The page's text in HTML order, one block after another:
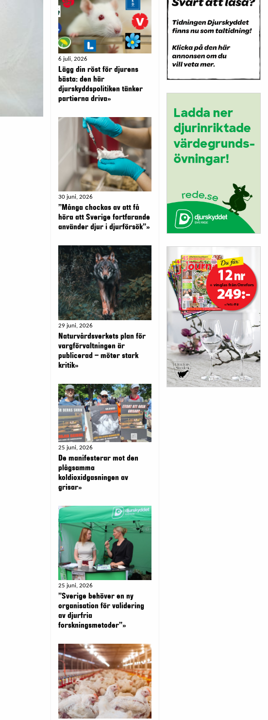
6 juli, 2026
Lägg din röst för djurens
bästa: den här
djurskyddspolitiken tänker
partierna driva»
30 juni, 2026
”Många chockas av att få
höra att Sverige fortfarande
använder djur i djurförsök”»
29 juni, 2026
Naturvårdsverkets plan för
vargförvaltningen är
publicerad – möter stark
kritik»
25 juni, 2026
De manifesterar mot den
plågsamma
koldioxidgasningen av
grisar»
25 juni, 2026
”Sverige behöver en ny
organisation för validering
av djurfria
forskningsmetoder”»